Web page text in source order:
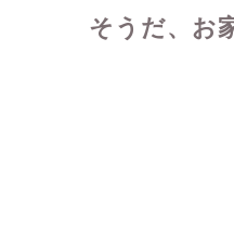
そうだ、お